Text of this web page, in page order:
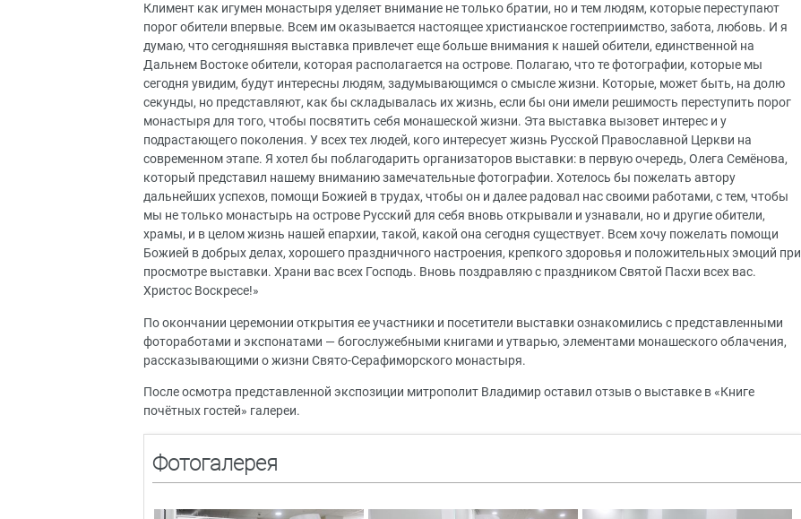
Климент как игумен монастыря уделяет внимание не только братии, но и тем людям, которые переступают
порог обители впервые. Всем им оказывается настоящее христианское гостеприимство, забота, любовь. И я
думаю, что сегодняшняя выставка привлечет еще больше внимания к нашей обители, единственной на
Дальнем Востоке обители, которая располагается на острове. Полагаю, что те фотографии, которые мы
сегодня увидим, будут интересны людям, задумывающимся о смысле жизни. Которые, может быть, на долю
секунды, но представляют, как бы складывалась их жизнь, если бы они имели решимость переступить порог
монастыря для того, чтобы посвятить себя монашеской жизни. Эта выставка вызовет интерес и у
подрастающего поколения. У всех тех людей, кого интересует жизнь Русской Православной Церкви на
современном этапе. Я хотел бы поблагодарить организаторов выставки: в первую очередь, Олега Семёнова,
который представил нашему вниманию замечательные фотографии. Хотелось бы пожелать автору
дальнейших успехов, помощи Божией в трудах, чтобы он и далее радовал нас своими работами, с тем, чтобы
мы не только монастырь на острове Русский для себя вновь открывали и узнавали, но и другие обители,
храмы, и в целом жизнь нашей епархии, такой, какой она сегодня существует. Всем хочу пожелать помощи
Божией в добрых делах, хорошего праздничного настроения, крепкого здоровья и положительных эмоций при
просмотре выставки. Храни вас всех Господь. Вновь поздравляю с праздником Святой Пасхи всех вас.
Христос Воскресе!»
По окончании церемонии открытия ее участники и посетители выставки ознакомились с представленными
фотоработами и экспонатами — богослужебными книгами и утварью, элементами монашеского облачения,
рассказывающими о жизни Свято-Серафиморского монастыря.
После осмотра представленной экспозиции митрополит Владимир оставил отзыв о выставке в «Книге
почётных гостей» галереи.
Фотогалерея